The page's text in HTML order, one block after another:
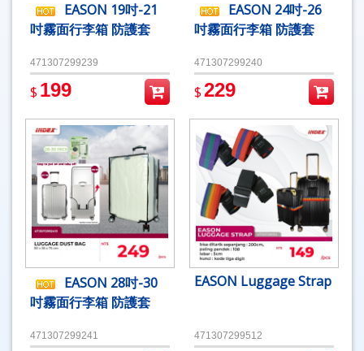
EASON 19吋-21
吋霧面行李箱 防護套
471307299239
$ 199
EASON 24吋-26
吋霧面行李箱 防護套
471307299240
$229
EASON 28吋-30
吋霧面行李箱 防護套
471307299241
EASON Luggage Strap
471307299512